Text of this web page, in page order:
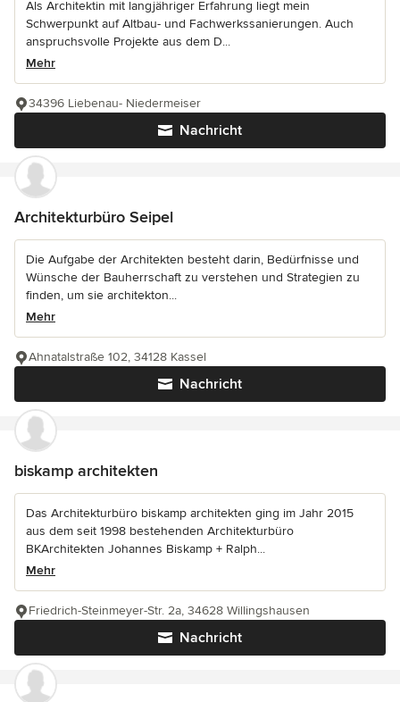
Als Architektin mit langjähriger Erfahrung liegt mein
Schwerpunkt auf Altbau- und Fachwerkssanierungen. Auch
anspruchsvolle Projekte aus dem D...
Mehr
Nachricht
34396 Liebenau- Niedermeiser
Architekturbüro Seipel
Die Aufgabe der Architekten besteht darin, Bedürfnisse und
Wünsche der Bauherrschaft zu verstehen und Strategien zu
finden, um sie architekton...
Mehr
Nachricht
Ahnatalstraße 102, 34128 Kassel
biskamp architekten
Das Architekturbüro biskamp architekten ging im Jahr 2015
aus dem seit 1998 bestehenden Architekturbüro
BKArchitekten Johannes Biskamp + Ralph...
Mehr
Nachricht
Friedrich-Steinmeyer-Str. 2a, 34628 Willingshausen